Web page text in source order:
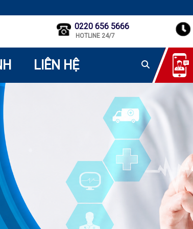
0220 656 5666
HOTLINE 24/7
LIÊN HỆ